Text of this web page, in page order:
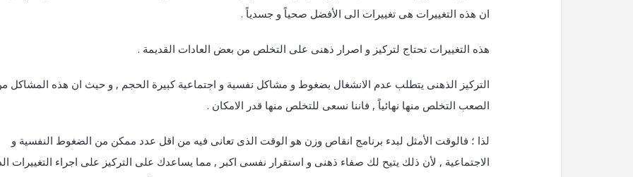
ان هذه التغييرات هى تغييرات الى الأفضل صحياً و جسدياً .
هذه التغييرات تحتاج لتركيز و اصرار ذهنى على التخلص من بعض العادات القديمة .
التركيز الذهنى يتطلب عدم الانشغال بضغوط و مشاكل نفسية و اجتماعية كبيرة الحجم , و حيث ان هذه المشاكل
الصعب التخلص منها نهائياً , فاننا نسعى للتخلص منها قدر الامكان .
لذا ؛ فالوقت الأمثل لبدء برنامج انقاص وزن هو الوقت الذى تعانى فيه من اقل عدد ممكن من الضغوط النفسية و
الاجتماعية , لأن ذلك يتيح لك صفاء ذهنى و استقرار نفسى اكبر , مما يساعدك على التركيز على اجراء التغييرات